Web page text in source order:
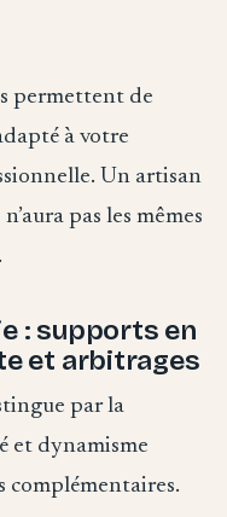
permettent de
à votre
Un artisan
pas les mêmes
: supports en
et arbitrages
par la
et dynamisme
complémentaires.